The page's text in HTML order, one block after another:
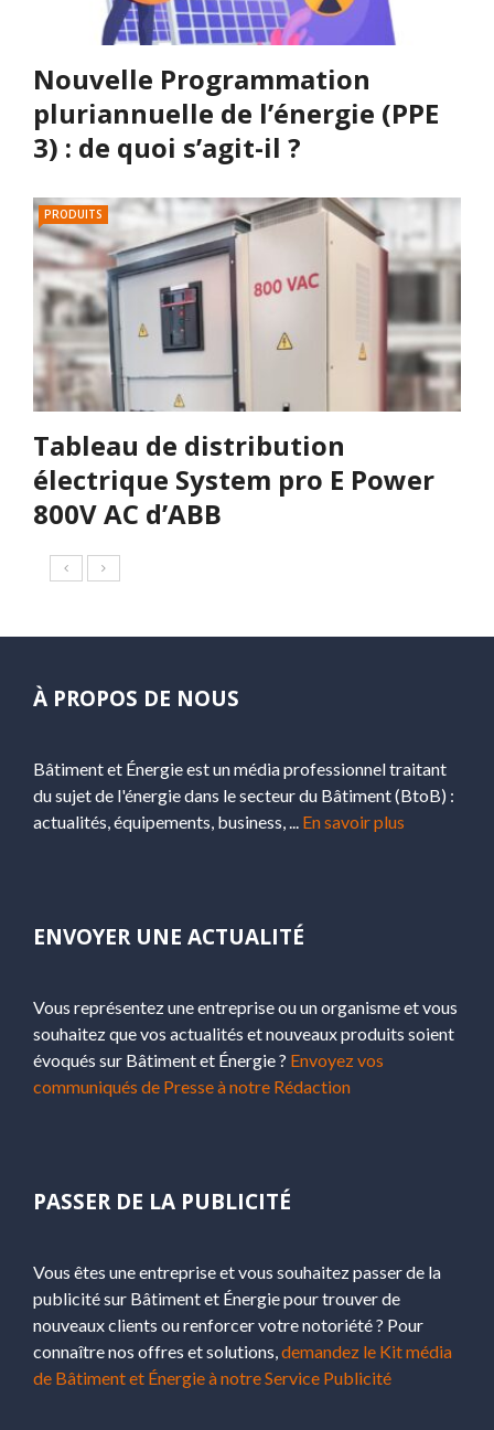
Nouvelle Programmation
pluriannuelle de l’énergie (PPE
3) : de quoi s’agit-il ?
PRODUITS
Tableau de distribution
électrique System pro E Power
800V AC d’ABB
À PROPOS DE NOUS
Bâtiment et Énergie est un média professionnel traitant
du sujet de l'énergie dans le secteur du Bâtiment (BtoB) :
actualités, équipements, business, ... En savoir plus
ENVOYER UNE ACTUALITÉ
Vous représentez une entreprise ou un organisme et vous
souhaitez que vos actualités et nouveaux produits soient
évoqués sur Bâtiment et Énergie ? Envoyez vos
communiqués de Presse à notre Rédaction
PASSER DE LA PUBLICITÉ
Vous êtes une entreprise et vous souhaitez passer de la
publicité sur Bâtiment et Énergie pour trouver de
nouveaux clients ou renforcer votre notoriété ? Pour
connaître nos offres et solutions, demandez le Kit média
de Bâtiment et Énergie à notre Service Publicité